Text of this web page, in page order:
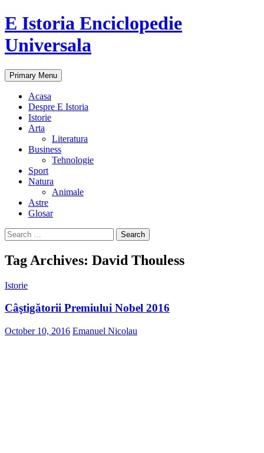
E Istoria Enciclopedie
Universala
Search
Primary Menu Skip
to
Acasa
Despre E Istoria
Istorie
Arta
Literatura
Business
Tehnologie
Sport
Natura
Animale
Astre
Glosar
Search
for:
Tag Archives: David Thouless
Istorie
Câştigătorii Premiului Nobel 2016
October 10, 2016 Emanuel Nicolau